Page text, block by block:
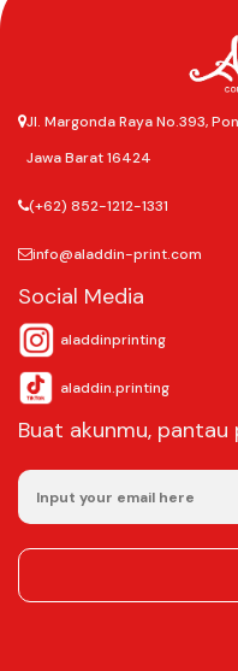
Jl. Margonda Raya No.393,
Jawa Barat 16424
(+62) 852-1212-1331
info@aladdin-print.com
Social Media
aladdinprinting
aladdin.printing
Buat akunmu, pantau